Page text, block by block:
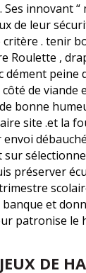
innovant “
de leur
. tenir
Roulette ,
dément peine
de viande
bonne
site .et la
préserver
et
patronise le
DE